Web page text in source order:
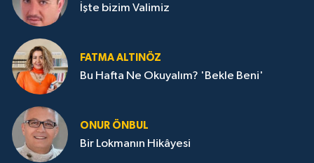
İşte bizim Valimiz
FATMA ALTINÖZ
Bu Hafta Ne Okuyalım? 'Bekle Beni'
ONUR ÖNBUL
Bir Lokmanın Hikâyesi